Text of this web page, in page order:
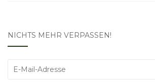
NICHTS MEHR VERPASSEN!
E-